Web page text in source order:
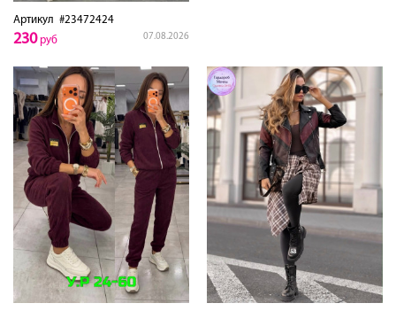
Артикул #23472424
07.08.2026
230руб